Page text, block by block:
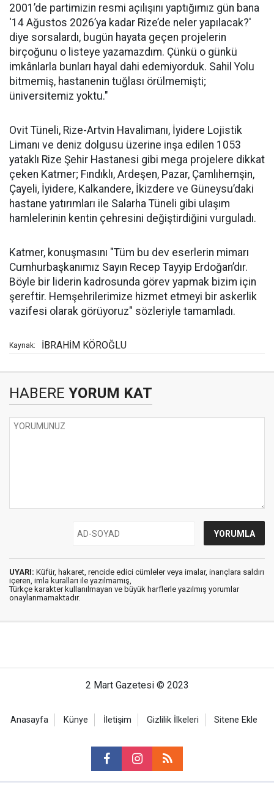
2001’de partimizin resmi açılışını yaptığımız gün bana
'14 Ağustos 2026’ya kadar Rize’de neler yapılacak?'
diye sorsalardı, bugün hayata geçen projelerin
birçoğunu o listeye yazamazdım. Çünkü o günkü
imkânlarla bunları hayal dahi edemiyorduk. Sahil Yolu
bitmemiş, hastanenin tuğlası örülmemişti;
üniversitemiz yoktu."
Ovit Tüneli, Rize-Artvin Havalimanı, İyidere Lojistik
Limanı ve deniz dolgusu üzerine inşa edilen 1053
yataklı Rize Şehir Hastanesi gibi mega projelere dikkat
çeken Katmer; Fındıklı, Ardeşen, Pazar, Çamlıhemşin,
Çayeli, İyidere, Kalkandere, İkizdere ve Güneysu’daki
hastane yatırımları ile Salarha Tüneli gibi ulaşım
hamlelerinin kentin çehresini değiştirdiğini vurguladı.
Katmer, konuşmasını "Tüm bu dev eserlerin mimarı
Cumhurbaşkanımız Sayın Recep Tayyip Erdoğan’dır.
Böyle bir liderin kadrosunda görev yapmak bizim için
şereftir. Hemşehrilerimize hizmet etmeyi bir askerlik
vazifesi olarak görüyoruz" sözleriyle tamamladı.
Kaynak: İBRAHİM KÖROĞLU
HABERE YORUM KAT
UYARI: Küfür, hakaret, rencide edici cümleler veya imalar, inançlara saldırı
içeren, imla kuralları ile yazılmamış,
Türkçe karakter kullanılmayan ve büyük harflerle yazılmış yorumlar
onaylanmamaktadır.
2 Mart Gazetesi © 2023
Anasayfa Künye İletişim Gizlilik İlkeleri Sitene Ekle